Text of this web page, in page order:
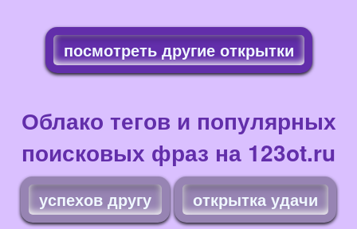
посмотреть другие открытки
Облако тегов и популярных
поисковых фраз на 123ot.ru
успехов другу открытка удачи